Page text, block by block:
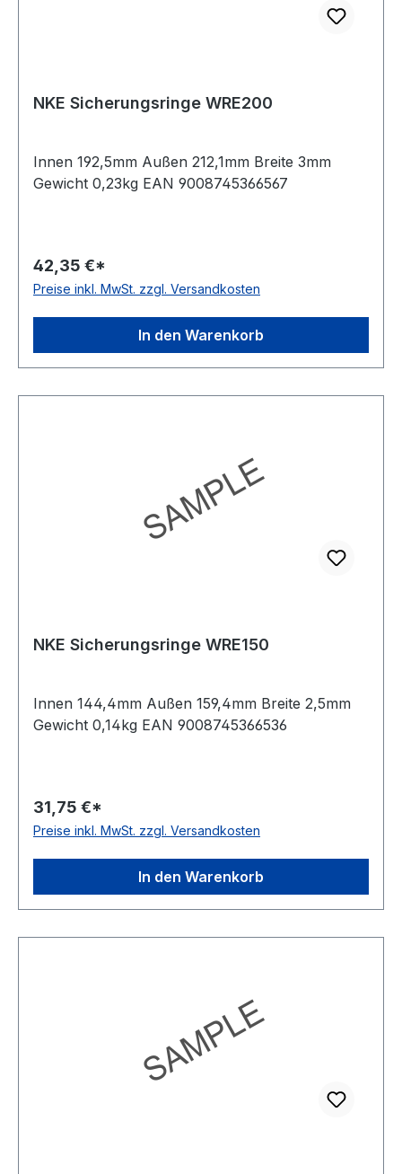
NKE Sicherungsringe WRE200
Innen 192,5mm Außen 212,1mm Breite 3mm
Gewicht 0,23kg EAN 9008745366567
42,35 €*
Preise inkl. MwSt. zzgl. Versandkosten
In den Warenkorb
NKE Sicherungsringe WRE150
Innen 144,4mm Außen 159,4mm Breite 2,5mm
Gewicht 0,14kg EAN 9008745366536
31,75 €*
Preise inkl. MwSt. zzgl. Versandkosten
In den Warenkorb